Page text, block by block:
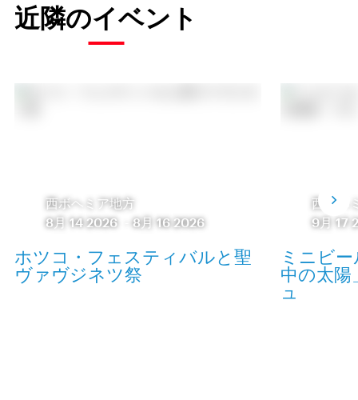
近隣のイベント
西ボヘミア地方
8月 14 2026
-8月 16 2026
ホツコ・フェスティバルと聖
ヴァヴジネツ祭
西ボヘ
9月 17
ミニビ
中の太
ュ